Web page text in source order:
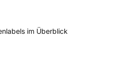
im Überblick